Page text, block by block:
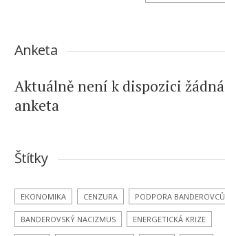
Anketa
Aktuálně není k dispozici žádná
anketa
Štítky
EKONOMIKA CENZURA PODPORA BANDEROVCŮ
BANDEROVSKÝ NACIZMUS ENERGETICKÁ KRIZE